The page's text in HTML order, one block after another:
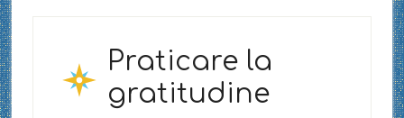
Praticare la
gratitudine